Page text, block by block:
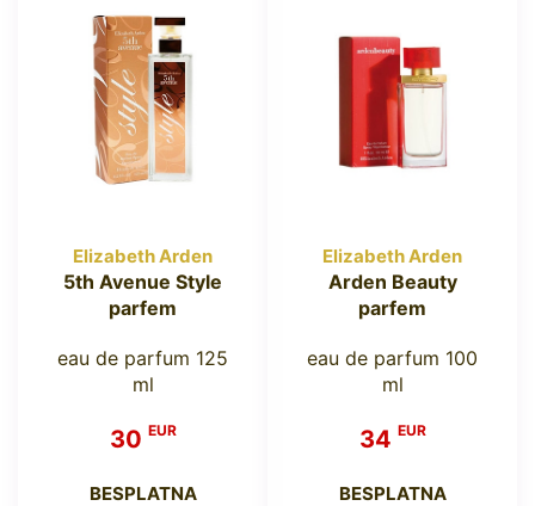
Elizabeth Arden
5th Avenue Style
parfem
eau de parfum 125
ml
30 EUR
BESPLATNA
Elizabeth Arden
Arden Beauty
parfem
eau de parfum 100
ml
34 EUR
BESPLATNA